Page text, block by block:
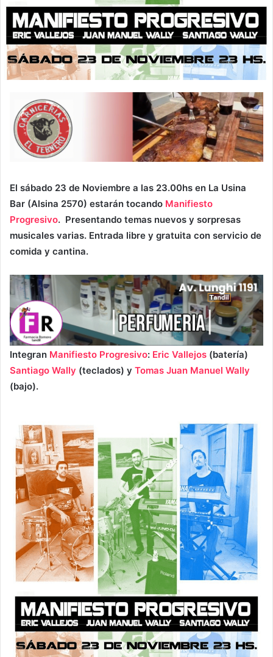
El sábado 23 de Noviembre a las 23.00hs en La Usina
Bar (Alsina 2570) estarán tocando Manifiesto
Progresivo. Presentando temas nuevos y sorpresas
musicales varias. Entrada libre y gratuita con servicio de
comida y cantina.
Integran Manifiesto Progresivo: Eric Vallejos (batería)
Santiago Wally (teclados) y Tomas Juan Manuel Wally
(bajo).